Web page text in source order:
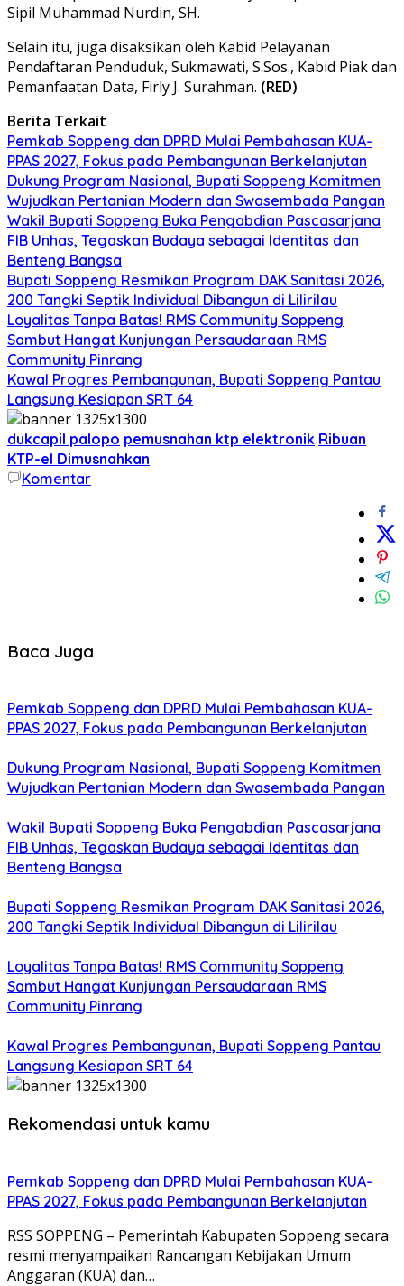
Sipil Muhammad Nurdin, SH.
Selain itu, juga disaksikan oleh Kabid Pelayanan
Pendaftaran Penduduk, Sukmawati, S.Sos., Kabid Piak dan
Pemanfaatan Data, Firly J. Surahman. (RED)
Berita Terkait
Pemkab Soppeng dan DPRD Mulai Pembahasan KUA-
PPAS 2027, Fokus pada Pembangunan Berkelanjutan
Dukung Program Nasional, Bupati Soppeng Komitmen
Wujudkan Pertanian Modern dan Swasembada Pangan
Wakil Bupati Soppeng Buka Pengabdian Pascasarjana
FIB Unhas, Tegaskan Budaya sebagai Identitas dan
Benteng Bangsa
Bupati Soppeng Resmikan Program DAK Sanitasi 2026,
200 Tangki Septik Individual Dibangun di Lilirilau
Loyalitas Tanpa Batas! RMS Community Soppeng
Sambut Hangat Kunjungan Persaudaraan RMS
Community Pinrang
Kawal Progres Pembangunan, Bupati Soppeng Pantau
Langsung Kesiapan SRT 64
dukcapil palopo pemusnahan ktp elektronik Ribuan
KTP-el Dimusnahkan
Komentar
Baca Juga
Pemkab Soppeng dan DPRD Mulai Pembahasan KUA-
PPAS 2027, Fokus pada Pembangunan Berkelanjutan
Dukung Program Nasional, Bupati Soppeng Komitmen
Wujudkan Pertanian Modern dan Swasembada Pangan
Wakil Bupati Soppeng Buka Pengabdian Pascasarjana
FIB Unhas, Tegaskan Budaya sebagai Identitas dan
Benteng Bangsa
Bupati Soppeng Resmikan Program DAK Sanitasi 2026,
200 Tangki Septik Individual Dibangun di Lilirilau
Loyalitas Tanpa Batas! RMS Community Soppeng
Sambut Hangat Kunjungan Persaudaraan RMS
Community Pinrang
Kawal Progres Pembangunan, Bupati Soppeng Pantau
Langsung Kesiapan SRT 64
Rekomendasi untuk kamu
Pemkab Soppeng dan DPRD Mulai Pembahasan KUA-
PPAS 2027, Fokus pada Pembangunan Berkelanjutan
RSS SOPPENG – Pemerintah Kabupaten Soppeng secara
resmi menyampaikan Rancangan Kebijakan Umum
Anggaran (KUA) dan…